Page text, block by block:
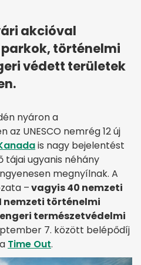
akcióval
történelmi
védett területek
nyáron a
UNESCO nemrég 12 új
is nagy bejelentést
tájai ugyanis néhány
megnyílnak. A
–vagyis 40 nemzeti
nemzeti történelmi
természetvédelmi
7. között belépődíj
Time Out.